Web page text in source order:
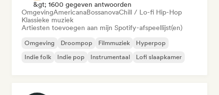
&gt; 1600 gegeven antwoorden
OmgevingAmericanaBossanovaChill / Lo-fi Hip-Hop
Klassieke muziek
Artiesten toevoegen aan mijn Spotify-afspeellijst(en)
Omgeving Droompop Filmmuziek
Hyperpop
Indie folk
Indie pop Instrumentaal Lofi slaapkamer